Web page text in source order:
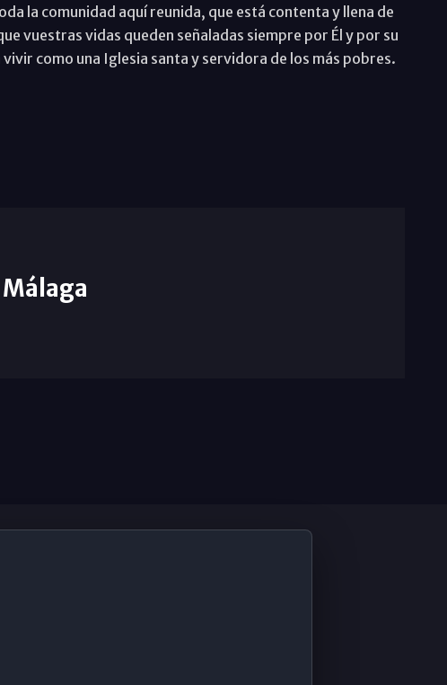
la comunidad aquí reunida, que está contenta y llena de
vuestras vidas queden señaladas siempre por Él y por su
como una Iglesia santa y servidora de los más pobres.